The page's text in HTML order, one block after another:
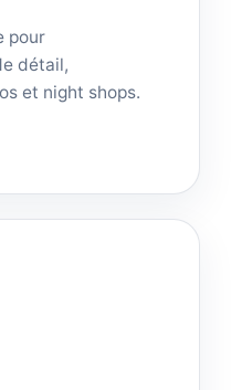
pour
détail,
et night shops.